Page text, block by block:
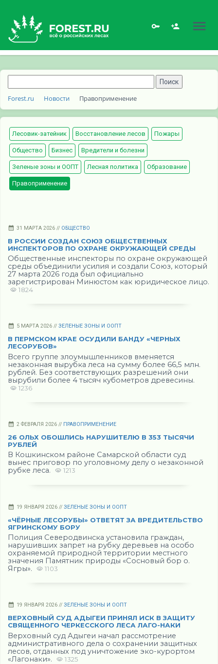
Forest.ru Новости Правоприменение
Лесовик-затейник Восстановление лесов Пожары
Общество Бизнес Вредители и болезни
Зеленые зоны и ООПТ Лесная политика Образование
Правоприменение
31 МАРТА 2026 // ОБЩЕСТВО
В РОССИИ СОЗДАН СОЮЗ ОБЩЕСТВЕННЫХ
ИНСПЕКТОРОВ ПО ОХРАНЕ ОКРУЖАЮЩЕЙ СРЕДЫ
Общественные инспекторы по охране окружающей
среды объединили усилия и создали Союз, который
27 марта 2026 года был официально
зарегистрирован Минюстом как юридическое лицо.
1824
5 МАРТА 2026 // ЗЕЛЕНЫЕ ЗОНЫ И ООПТ
В ПЕРМСКОМ КРАЕ ОСУДИЛИ БАНДУ «ЧЕРНЫХ
ЛЕСОРУБОВ»
Всего группе злоумышленников вменяется
незаконная вырубка леса на сумму более 66,5 млн.
рублей. Без соответствующих разрешений они
вырубили более 4 тысяч кубометров древесины.
1236
2 ФЕВРАЛЯ 2026 // ПРАВОПРИМЕНЕНИЕ
26 ОЛЬХ ОБОШЛИСЬ НАРУШИТЕЛЮ В 353 ТЫСЯЧИ
РУБЛЕЙ
В Кошкинском районе Самарской области суд
вынес приговор по уголовному делу о незаконной
рубке леса.
1213
19 ЯНВАРЯ 2026 // ЗЕЛЕНЫЕ ЗОНЫ И ООПТ
«ЧЁРНЫЕ ЛЕСОРУБЫ» ОТВЕТЯТ ЗА ВРЕДИТЕЛЬСТВО
ЯГРИНСКОМУ БОРУ
Полиция Северодвинска установила граждан,
нарушивших запрет на рубку деревьев на особо
охраняемой природной территории местного
значения Памятник природы «Сосновый бор о.
Ягры».
1103
19 ЯНВАРЯ 2026 // ЗЕЛЕНЫЕ ЗОНЫ И ООПТ
ВЕРХОВНЫЙ СУД АДЫГЕИ ПРИНЯЛ ИСК В ЗАЩИТУ
СВЯЩЕННОГО ЧЕРКЕССКОГО ЛЕСА ЛАГО-НАКИ
Верховный суд Адыгеи начал рассмотрение
административного дела о сохранении защитных
лесов, отданных под уничтожение эко-курортом
«Лагонаки».
1325